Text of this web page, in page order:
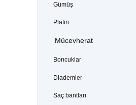
Gümüş
Platin
Mücevherat
Boncuklar
Diademler
Saç bantları